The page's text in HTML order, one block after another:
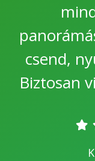
csend,
Biztosan